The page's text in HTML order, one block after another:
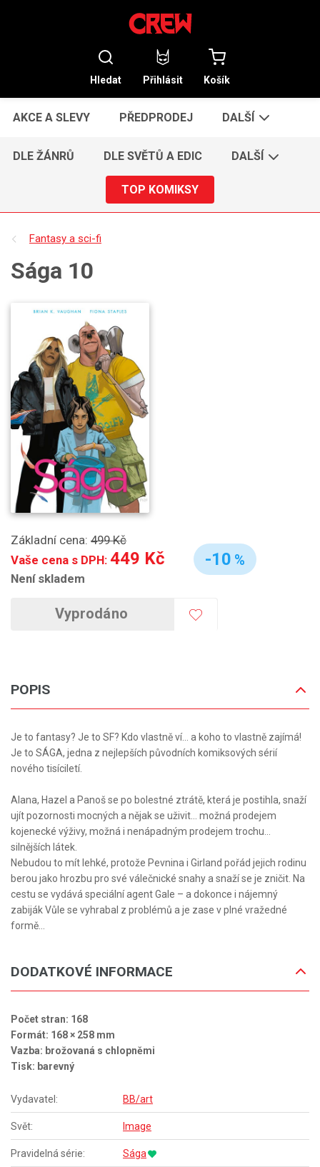
Hledat Přihlásit Košík
AKCE A SLEVY PŘEDPRODEJ DALŠÍ
DLE ŽÁNRŮ DLE SVĚTŮ A EDIC DALŠÍ
TOP KOMIKSY
Fantasy a sci-fi
Sága 10
Základní cena: 499 Kč
Vaše cena s DPH: 449 Kč
Není skladem
-10 %
Vyprodáno
POPIS
Je to fantasy? Je to SF? Kdo vlastně ví… a koho to vlastně zajímá!
Je to SÁGA, jedna z nejlepších původních komiksových sérií
nového tisíciletí.
Alana, Hazel a Panoš se po bolestné ztrátě, která je postihla, snaží
ujít pozornosti mocných a nějak se uživit… možná prodejem
kojenecké výživy, možná i nenápadným prodejem trochu…
silnějších látek.
Nebudou to mít lehké, protože Pevnina i Girland pořád jejich rodinu
berou jako hrozbu pro své válečnické snahy a snaží se je zničit. Na
cestu se vydává speciální agent Gale – a dokonce i nájemný
zabiják Vůle se vyhrabal z problémů a je zase v plné vražedné
formě…
DODATKOVÉ INFORMACE
Počet stran: 168
Formát: 168 × 258 mm
Vazba: brožovaná s chlopněmi
Tisk: barevný
Vydavatel: BB/art
Svět: Image
Pravidelná série: Sága